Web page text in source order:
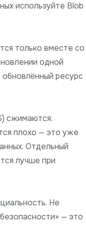
используйте Blob
только вместе со
одной
обновлённый ресурс
сжимаются.
плохо — это уже
Отдельный
лучше при
Не
— это